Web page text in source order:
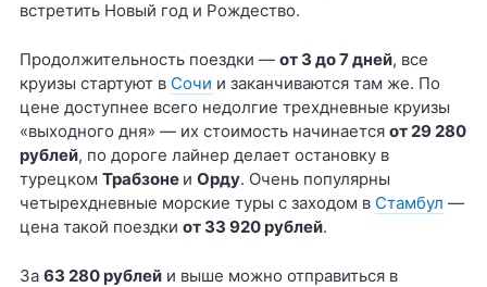
встретить Новый год и Рождество.
Продолжительность поездки — от 3 до 7 дней, все
круизы стартуют в Сочи и заканчиваются там же. По
цене доступнее всего недолгие трехдневные круизы
«выходного дня» — их стоимость начинается от 29 280
рублей, по дороге лайнер делает остановку в
турецком Трабзоне и Орду. Очень популярны
четырехдневные морские туры с заходом в Стамбул —
цена такой поездки от 33 920 рублей.
За 63 280 рублейи выше можно отправиться в